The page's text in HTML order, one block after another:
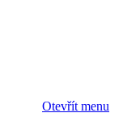
Otevřít menu